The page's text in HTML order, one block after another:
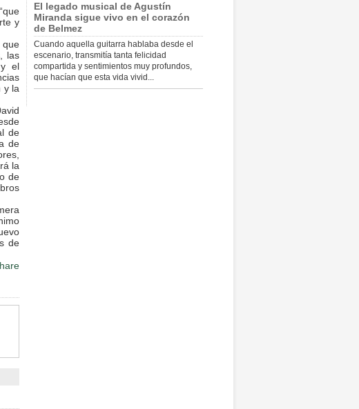
y
que
las
y el
y la
de
de
la
de
de
El legado musical de Agustín
Miranda sigue vivo en el corazón
de Belmez
Cuando aquella guitarra hablaba desde el
escenario, transmitía tanta felicidad
compartida y sentimientos muy profundos,
que hacían que esta vida vivid...